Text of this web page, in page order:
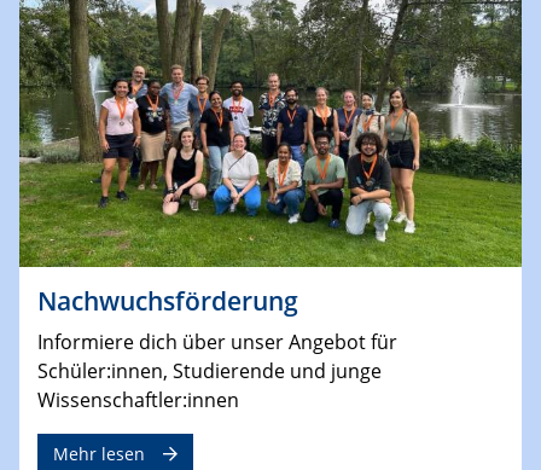
Nachwuchsförderung
Informiere dich über unser Angebot für
Schüler:innen, Studierende und junge
Wissenschaftler:innen
Mehr lesen